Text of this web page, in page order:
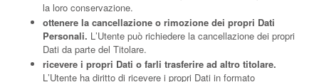
la loro conservazione.
ottenere la cancellazione o rimozione dei propri Dati
Personali. L’Utente può richiedere la cancellazione dei propri
Dati da parte del Titolare.
ricevere i propri Dati o farli trasferire ad altro titolare.
L’Utente ha diritto di ricevere i propri Dati in formato